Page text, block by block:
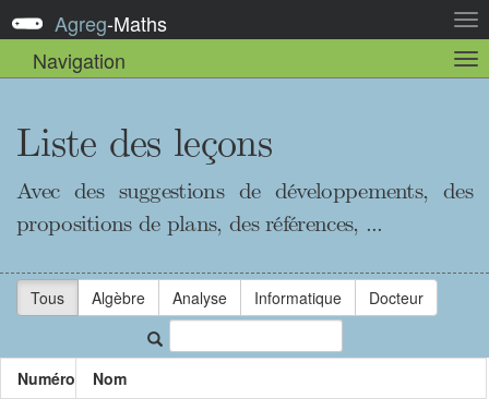
la
Agreg-Maths
Navigation
la
Liste des leçons
Avec des suggestions de développements, des
propositions de plans, des références, ...
Tous Algèbre Analyse Informatique Docteur
Numéro
Nom